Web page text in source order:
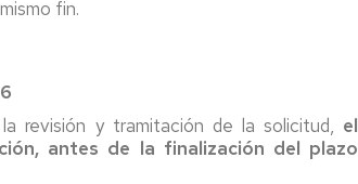
fin.
revisión y tramitación de la solicitud, el
antes de la finalización del plazo